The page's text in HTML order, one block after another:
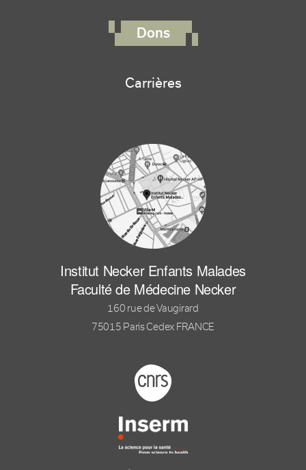
Dons
Carrières
Institut Necker Enfants Malades
Faculté de Médecine Necker
160 rue de Vaugirard
75015 Paris Cedex FRANCE
Footer logo tutelles